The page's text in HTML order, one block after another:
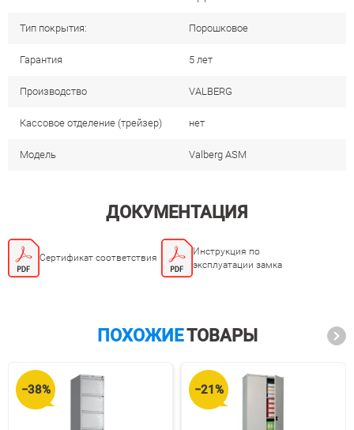
Тип покрытия: Порошковое
Гарантия 5 лет
Производство VALBERG
Кассовое отделение (трейзер) нет
Модель Valberg ASM
ДОКУМЕНТАЦИЯ
Сертификат соответствия
Инструкция по
эксплуатации замка
ПОХОЖИЕТОВАРЫ
−38% −21%